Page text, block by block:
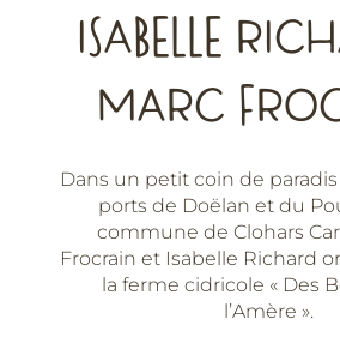
BouteillesISABELLE
MARC
Dans un petit coin de
ports de Doëlan et du
commune de Clohars
Frocrain et Isabelle Richard
la ferme cidricole « Des
l’Amère ».